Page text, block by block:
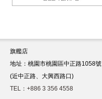
旗艦店
地址：桃園市桃園區中正路1058號
(近中正路、大興西路口)
TEL：+886 3 356 4558